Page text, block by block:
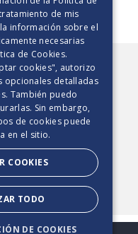
papel
Triple Hoja
de mis
información sobre el
necesarias
de Cookies.
cookies", autorizo
opcionales detalladas
También puedo
Sin embargo,
de cookies puede
en el sitio.
COOKIES
TODO
DE COOKIES